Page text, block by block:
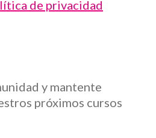
de privacidad
y mantente
próximos cursos